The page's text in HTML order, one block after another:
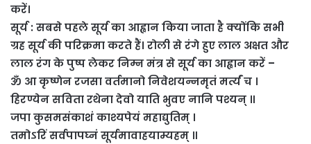
करें।
सूर्य : सबसे पहले सूर्य का आह्वान किया जाता है क्योंकि सभी
ग्रह सूर्य की परिक्रमा करते हैं। रोली से रंगे हुए लाल अक्षत और
लाल रंग के पुष्प लेकर निम्न मंत्र से सूर्य का आह्वान करें –
ॐ आ कृष्णेन रजसा वर्तमानो निवेशयन्नमृतं मर्त्यं च ।
हिरण्येन सविता रथेना देवो याति भुवए नानि पश्यन्‌ ॥
जपा कुसमसंकाशं काश्यपेयं महाद्युतिम्‌ ।
तमोऽरिं सर्वपापघ्नं सूर्यमावाहयाम्यहम्‌ ॥